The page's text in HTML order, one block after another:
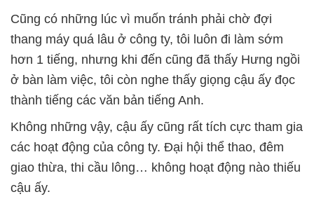
Cũng có những lúc vì muốn tránh phải chờ đợi
thang máy quá lâu ở công ty, tôi luôn đi làm sớm
hơn 1 tiếng, nhưng khi đến cũng đã thấy Hưng ngồi
ở bàn làm việc, tôi còn nghe thấy giọng cậu ấy đọc
thành tiếng các văn bản tiếng Anh.
Không những vậy, cậu ấy cũng rất tích cực tham gia
các hoạt động của công ty. Đại hội thể thao, đêm
giao thừa, thi cầu lông… không hoạt động nào thiếu
cậu ấy.